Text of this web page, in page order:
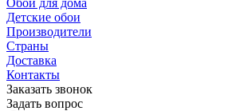
Обои для дома
Детские обои
Производители
Страны
Доставка
Контакты
Заказать звонок
Задать вопрос